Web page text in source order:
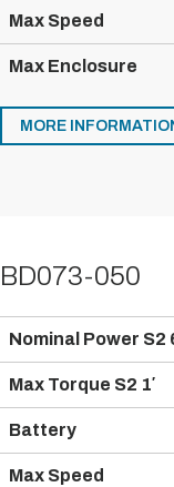
Max Speed
Max Enclosure
MORE
BD073-050
Nominal Power S2
Max Torque S2 1′
Battery
Max Speed